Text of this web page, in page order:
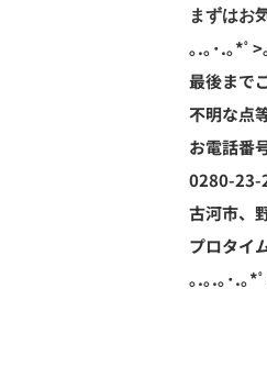
まずはお
｡.｡･.｡*ﾟ>
最後まで
不明な点
お電話番
0280-23-
古河市、
プロタイ
｡.｡.｡･.｡*